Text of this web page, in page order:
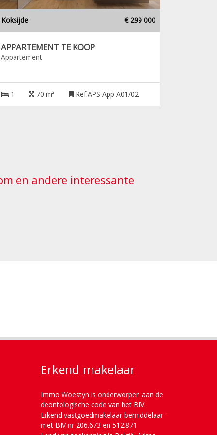
Koksijde € 299 000
APPARTEMENT TE KOOP
Appartement
1 70 m² Ref.APS App A01/02
en andere interessante
Erkend makelaar
Immo Woestyn is onderworpen aan de
deontologische code van het BIV.
Erkend vastgoedmakelaar-bemiddelaar
met BIV nr 206.673 en 512.871